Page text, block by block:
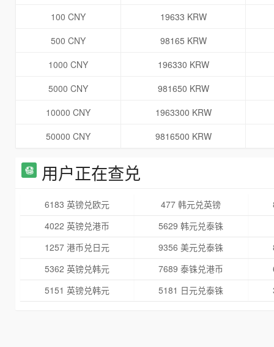
100 CNY
19633 KRW
500 CNY
98165 KRW
1000 CNY
196330 KRW
5000 CNY
981650 KRW
10000 CNY
1963300 KRW
50000 CNY
9816500 KRW
用户正在查兑
6183 英镑兑欧元 477 韩元兑英镑
4022 英镑兑港币
5629 韩元兑泰铢
1257 港币兑日元
9356 美元兑泰铢
5362 英镑兑韩元
7689 泰铢兑港币
5151 英镑兑韩元
5181 日元兑泰铢